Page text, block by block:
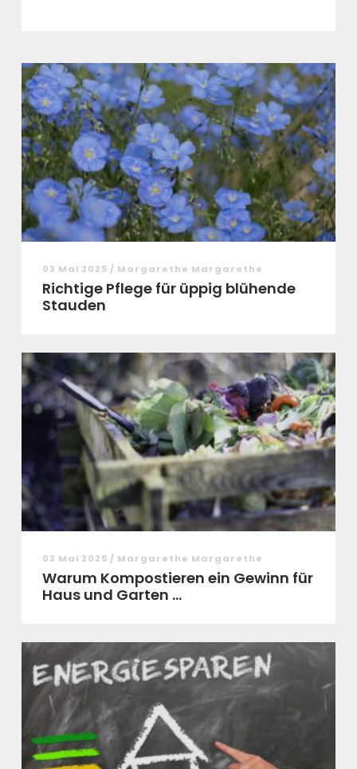
03 Mai 2025 / Margarethe Margarethe
Richtige Pflege für üppig blühende
Stauden
03 Mai 2025 / Margarethe Margarethe
Warum Kompostieren ein Gewinn für
Haus und Garten ...